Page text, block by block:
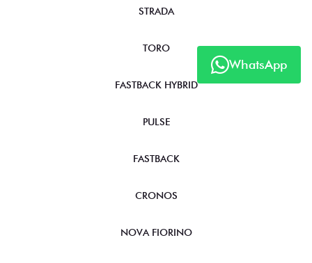
WhatsApp
STRADA
TORO
FASTBACK HYBRID
PULSE
FASTBACK
CRONOS
NOVA FIORINO